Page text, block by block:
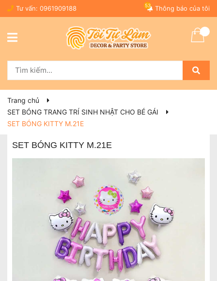
Tư vấn: 0961909188 Thông báo của tôi
53
Trang chủ
SET BÓNG TRANG TRÍ SINH NHẬT CHO BÉ GÁI
SET BÓNG KITTY M.21E
SET BÓNG KITTY M.21E